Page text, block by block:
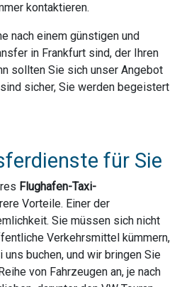
kontaktieren.
nach einem günstigen und
in Frankfurt sind, der Ihren
sollten Sie sich unser Angebot
sicher, Sie werden begeistert
für Sie
Flughafen-Taxi-
Vorteile. Einer der
Sie müssen sich nicht
Verkehrsmittel kümmern,
buchen, und wir bringen Sie
von Fahrzeugen an, je nach